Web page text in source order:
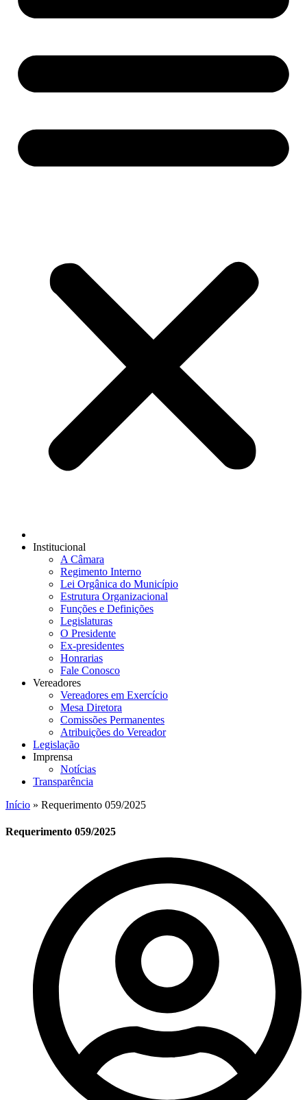
Institucional
A Câmara
Regimento Interno
Lei Orgânica do Município
Estrutura Organizacional
Funções e Definições
Legislaturas
O Presidente
Ex-presidentes
Honrarias
Fale Conosco
Vereadores
Vereadores em Exercício
Mesa Diretora
Comissões Permanentes
Atribuições do Vereador
Legislação
Imprensa
Notícias
Transparência
Início » Requerimento 059/2025
Requerimento 059/2025